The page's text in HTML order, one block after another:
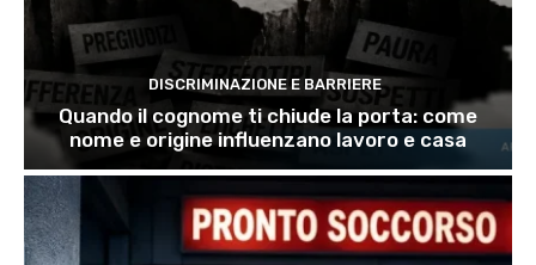
DISCRIMINAZIONE E BARRIERE
Quando il cognome ti chiude la porta: come
nome e origine influenzano lavoro e casa